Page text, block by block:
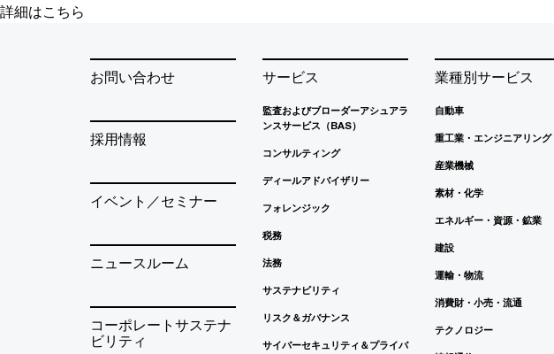
詳細はこちら
お問い合わせ
採用情報
イベント／セミナー
ニュースルーム
コーポレートサステナ
ビリティ
サービス
監査およびブローダーアシュアラ
ンスサービス（BAS）
コンサルティング
ディールアドバイザリー
フォレンジック
税務
法務
サステナビリティ
リスク＆ガバナンス
サイバーセキュリティ＆プライバ
業種別サービス
自動車
重工業・エンジニアリング
産業機械
素材・化学
エネルギー・資源・鉱業
建設
運輸・物流
消費財・小売・流通
テクノロジー